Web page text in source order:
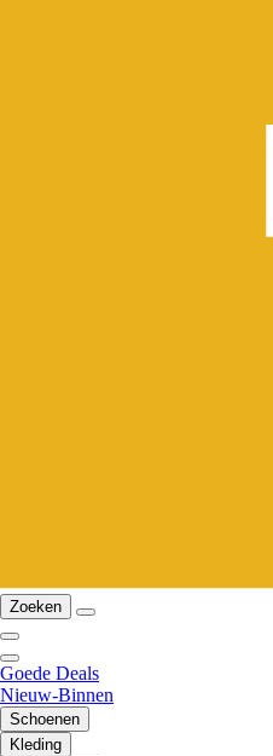
Zoeken
Goede Deals
Nieuw-Binnen
Schoenen
Kleding